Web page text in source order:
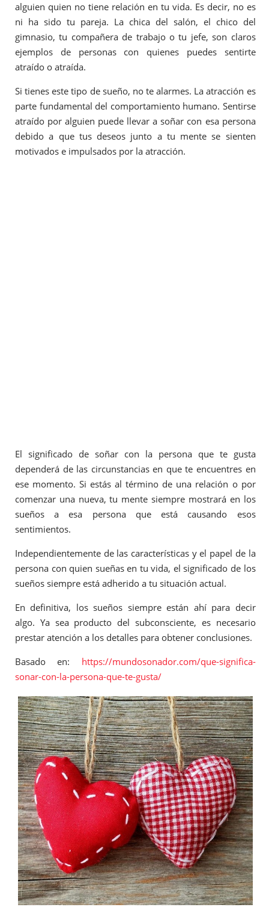
alguien quien no tiene relación en tu vida. Es decir, no es
ni ha sido tu pareja. La chica del salón, el chico del
gimnasio, tu compañera de trabajo o tu jefe, son claros
ejemplos de personas con quienes puedes sentirte
atraído o atraída.
Si tienes este tipo de sueño, no te alarmes. La atracción es
parte fundamental del comportamiento humano. Sentirse
atraído por alguien puede llevar a soñar con esa persona
debido a que tus deseos junto a tu mente se sienten
motivados e impulsados por la atracción.
El significado de soñar con la persona que te gusta
dependerá de las circunstancias en que te encuentres en
ese momento. Si estás al término de una relación o por
comenzar una nueva, tu mente siempre mostrará en los
sueños a esa persona que está causando esos
sentimientos.
Independientemente de las características y el papel de la
persona con quien sueñas en tu vida, el significado de los
sueños siempre está adherido a tu situación actual.
En definitiva, los sueños siempre están ahí para decir
algo. Ya sea producto del subconsciente, es necesario
prestar atención a los detalles para obtener conclusiones.
Basado en: https://mundosonador.com/que-significa-
sonar-con-la-persona-que-te-gusta/